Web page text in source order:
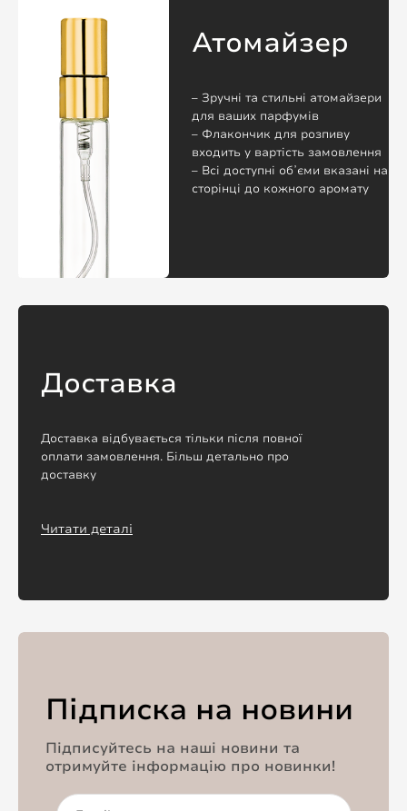
Атомайзер
– Зручні та стильні атомайзери
для ваших парфумів
– Флакончик для розпиву
входить у вартість замовлення
– Всі доступні обʼєми вказані на
сторінці до кожного аромату
Доставка
Доставка відбувається тільки після повної
оплати замовлення. Більш детально про
доставку
Читати деталі
Підписка на новини
Підписуйтесь на наші новини та
отримуйте інформацію про новинки!